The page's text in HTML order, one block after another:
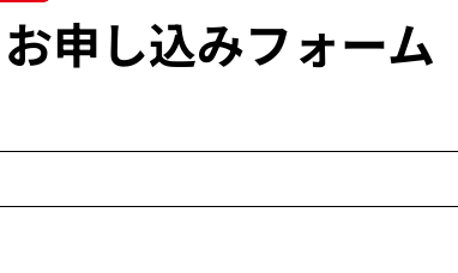
お申し込みフォーム